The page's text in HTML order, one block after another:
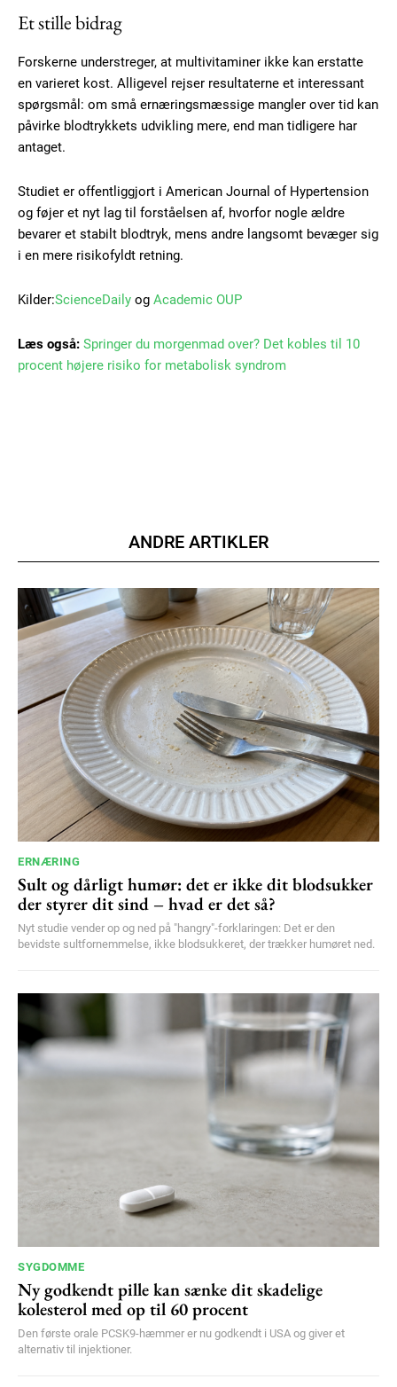
Ut mollis pellentesque tortor
Nullam eu erat condimentum
Donec quis est ac felis
Orci varius natoque dolor
Member full access
DKK
Et stille bidrag
Forskerne understreger, at multivitaminer ikke kan erstatte
en varieret kost. Alligevel rejser resultaterne et interessant
spørgsmål: om små ernæringsmæssige mangler over tid kan
påvirke blodtrykkets udvikling mere, end man tidligere har
antaget.
Studiet er offentliggjort i American Journal of Hypertension
og føjer et nyt lag til forståelsen af, hvorfor nogle ældre
bevarer et stabilt blodtryk, mens andre langsomt bevæger sig
i en mere risikofyldt retning.
Kilder:ScienceDaily og Academic OUP
Læs også: Springer du morgenmad over? Det kobles til 10
procent højere risiko for metabolisk syndrom
ANDRE ARTIKLER
ERNÆRING
Sult og dårligt humør: det er ikke dit blodsukker
der styrer dit sind – hvad er det så?
Nyt studie vender op og ned på "hangry"-forklaringen: Det er den
bevidste sultfornemmelse, ikke blodsukkeret, der trækker humøret ned.
SYGDOMME
Ny godkendt pille kan sænke dit skadelige
kolesterol med op til 60 procent
Den første orale PCSK9-hæmmer er nu godkendt i USA og giver et
alternativ til injektioner.